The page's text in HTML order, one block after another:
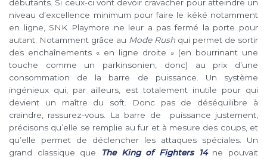
débutants. Si ceux-ci vont devoir cravacher pour atteindre un
niveau d’excellence minimum pour faire le kéké notamment
en ligne, SNK Playmore ne leur a pas fermé la porte pour
autant. Notamment grâce au Mode Rush qui permet de sortir
des enchaînements « en ligne droite » (en bourrinant une
touche comme un parkinsonien, donc) au prix d’une
consommation de la barre de puissance. Un système
ingénieux qui, par ailleurs, est totalement inutile pour qui
devient un maître du soft. Donc pas de déséquilibre à
craindre, rassurez-vous. La barre de puissance justement,
précisons qu’elle se remplie au fur et à mesure des coups, et
qu’elle permet de déclencher les attaques spéciales. Un
grand classique que
The King of Fighters 14ne pouvait